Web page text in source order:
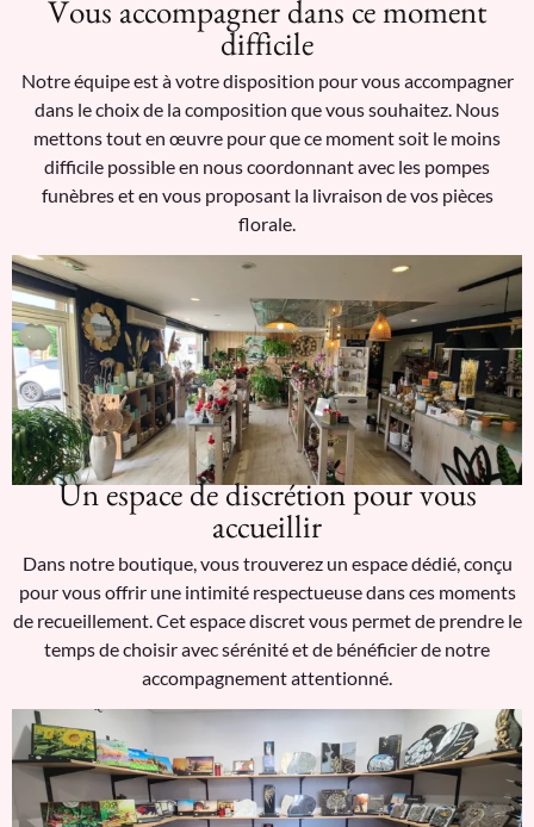
Vous accompagner dans ce moment
difficile
Notre équipe est à votre disposition pour vous accompagner
dans le choix de la composition que vous souhaitez. Nous
mettons tout en œuvre pour que ce moment soit le moins
difficile possible en nous coordonnant avec les pompes
funèbres et en vous proposant la livraison de vos pièces
florale.
Un espace de discrétion pour vous
accueillir
Dans notre boutique, vous trouverez un espace dédié, conçu
pour vous offrir une intimité respectueuse dans ces moments
de recueillement. Cet espace discret vous permet de prendre le
temps de choisir avec sérénité et de bénéficier de notre
accompagnement attentionné.